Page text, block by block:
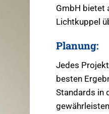
GmbH bietet
Lichtkuppel
Planung:
Jedes
besten
Standards in